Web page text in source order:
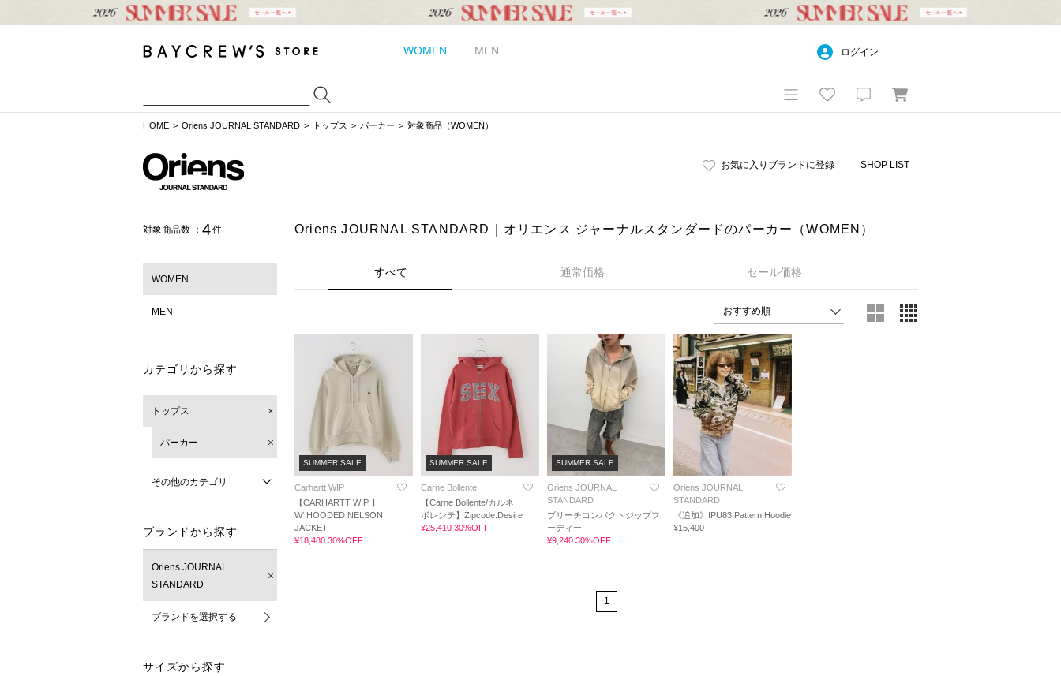
WOMEN MEN ログイン
HOME Oriens JOURNAL STANDARD トップス パーカー 対象商品（WOMEN）
お気に入りブランドに登録 SHOP LIST
対象商品数 ： 4件
WOMEN
MEN
カテゴリから探す
トップス
パーカー
その他のカテゴリ
ブランドから探す
Oriens JOURNAL
STANDARD
ブランドを選択する
サイズから探す
Oriens JOURNAL STANDARD｜オリエンス ジャーナルスタンダードのパーカー（WOMEN）
すべて 通常価格 セール価格
SUMMER SALE
Carhartt WIP
【CARHARTT WIP 】
W' HOODED NELSON
JACKET
¥18,480 30%OFF
SUMMER SALE
Carne Bollente
【Carne Bollente/カルネ
ボレンテ】Zipcode:Desire
¥25,410 30%OFF
SUMMER SALE
Oriens JOURNAL
STANDARD
ブリーチコンパクトジップフ
ーディー
¥9,240 30%OFF
Oriens JOURNAL
STANDARD
《追加》IPU83 Pattern Hoodie
¥15,400
1